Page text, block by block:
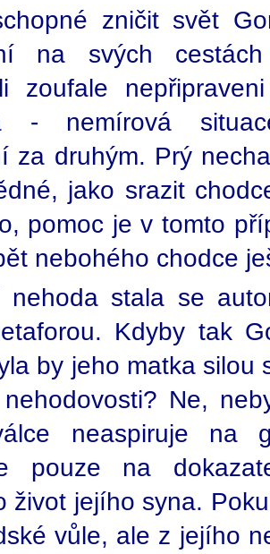
zničit svět
na svých
zoufale
- nemírová
za druhým. Prý
jako srazit
pomoc je v tomto
nebohého chodce
nehoda stala se
Kdyby tak
by jeho matka silou
Ne,
neaspiruje na
pouze na
život jejího syna.
vůle, ale z jejího